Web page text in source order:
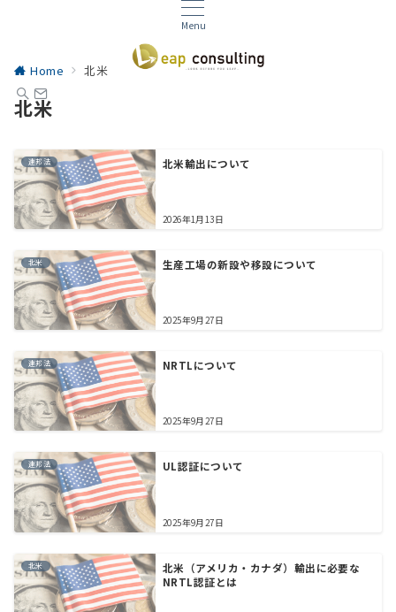
Menu
Home 北米
北米
連邦法 北米輸出について
2026年1月13日
北米 生産工場の新設や移設について
2025年9月27日
連邦法 NRTLについて
2025年9月27日
連邦法 UL認証について
2025年9月27日
北米
北米（アメリカ・カナダ）輸出に必要な
NRTL認証とは